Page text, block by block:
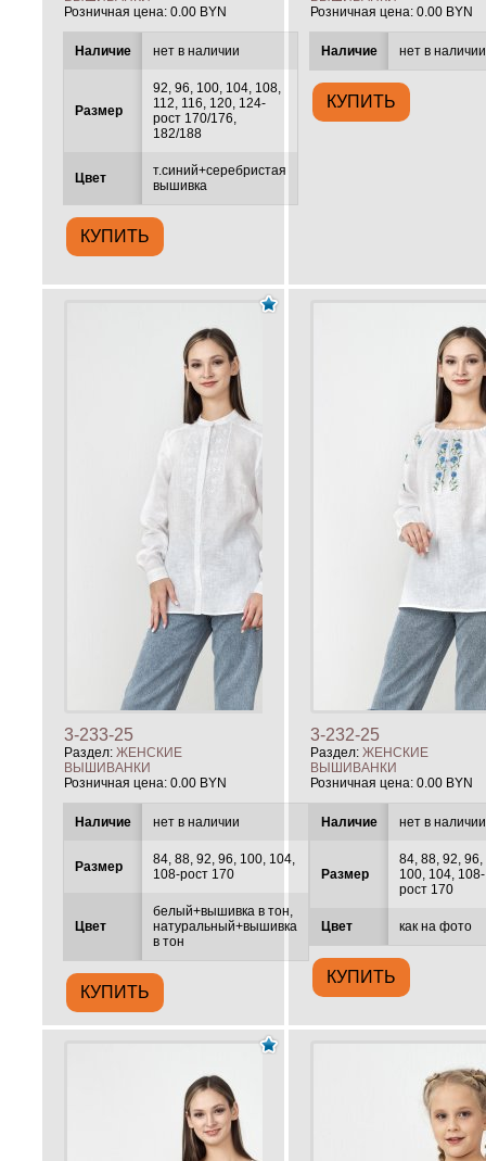
Розничная цена: 0.00 BYN
Наличие нет в наличии
Размер
92, 96, 100, 104, 108,
112, 116, 120, 124-
рост 170/176,
182/188
Цвет
т.синий+серебристая
вышивка
Розничная цена:0.00 BYN
Наличие нет в наличии
3-233-25
Раздел: ЖЕНСКИЕ
ВЫШИВАНКИ
Розничная цена: 0.00 BYN
Наличие нет в наличии
Размер
84, 88, 92, 96, 100, 104,
108-рост 170
Цвет
белый+вышивка в тон,
натуральный+вышивка
в тон
3-232-25
Раздел:ЖЕНСКИЕ
ВЫШИВАНКИ
Розничная цена:0.00 BYN
Наличие нет в наличии
Размер
84, 88, 92, 96,
100, 104, 108-
рост 170
Цвет как на фото